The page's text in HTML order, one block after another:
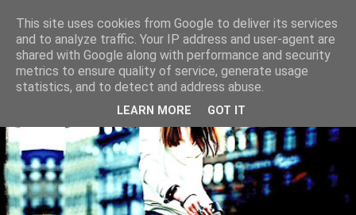
This site uses cookies from Google to deliver its services
and to analyze traffic. Your IP address and user-agent are
shared with Google along with performance and security
metrics to ensure quality of service, generate usage
statistics, and to detect and address abuse.
LEARN MORE GOT IT